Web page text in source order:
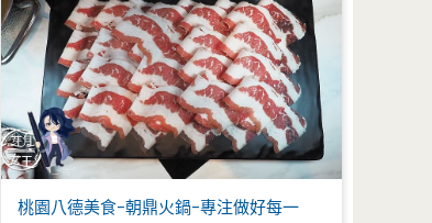
桃園八德美食-朝鼎火鍋-專注做好每一